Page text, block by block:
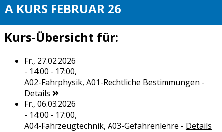
A KURS FEBRUAR 26
Kurs-Übersicht für:
Fr., 27.02.2026
- 14:00 - 17:00,
A02-Fahrphysik, A01-Rechtliche Bestimmungen -
Details
Fr., 06.03.2026
- 14:00 - 17:00,
A04-Fahrzeugtechnik, A03-Gefahrenlehre - Details